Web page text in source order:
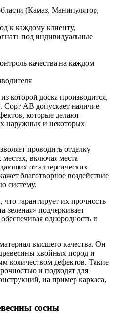
(Камаз, Манипулятор,
к каждому клиенту,
под индивидуальные
качества на каждом
которой доска производится,
Сорт АВ допускает наличие
которые делают
наружных и некоторых
проводить отделку
включая места
от аллергических
благотворное воздействие
систему.
гарантирует их прочность
зеленая» подчеркивает
однородность и
высшего качества. Он
хвойных пород и
количеством дефектов. Такие
и подходят для
на пример каркаса,
сосны